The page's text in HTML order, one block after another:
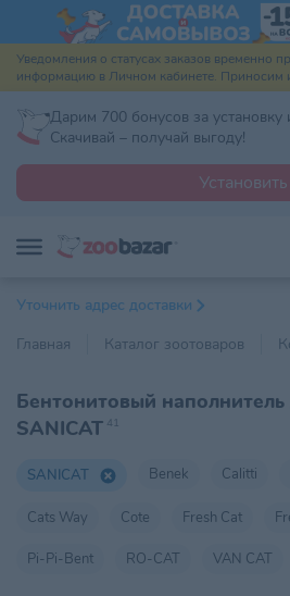
Уведомления о статусах заказов временно
информацию в Личном кабинете. Приносим
Дарим 700 бонусов за
Скачивай – получай выгоду!
Установить
Уточнить адрес доставки
Главная
Каталог зоотоваров
Бентонитовый
SANICAT 41
SANICAT Benek Calitti
Cats Way Cote Fresh Cat
Pi-Pi-Bent RO-CAT VAN CAT